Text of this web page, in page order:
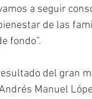
a seguir
de las
fondo”.
del gran
Manuel